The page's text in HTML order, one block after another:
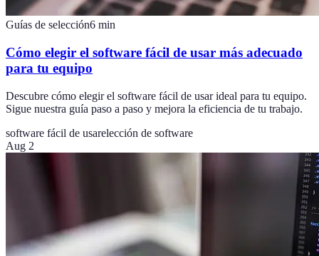
Guías de selección6 min
Cómo elegir el software fácil de usar más adecuado
para tu equipo
Descubre cómo elegir el software fácil de usar ideal para tu equipo.
Sigue nuestra guía paso a paso y mejora la eficiencia de tu trabajo.
software fácil de usarelección de software
Aug 2